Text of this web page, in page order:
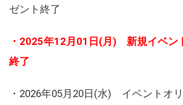
ゼント終了
・2025年12月01日(月) 新規イベン
終了
・2026年05月20日(水) イベントオ